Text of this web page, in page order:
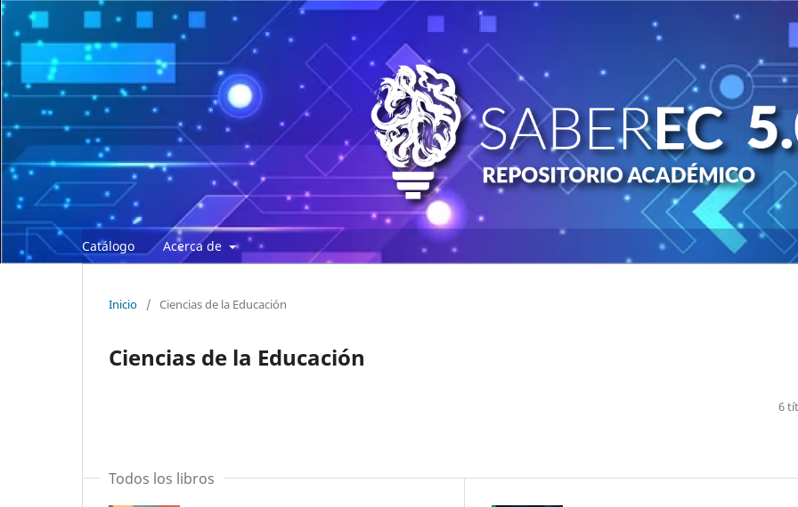
Catálogo Acerca de
Inicio / Ciencias de la Educación
Ciencias de la Educación
6
Todos los libros